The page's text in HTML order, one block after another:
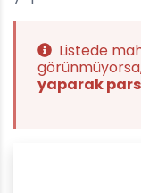
Listede
yaparak